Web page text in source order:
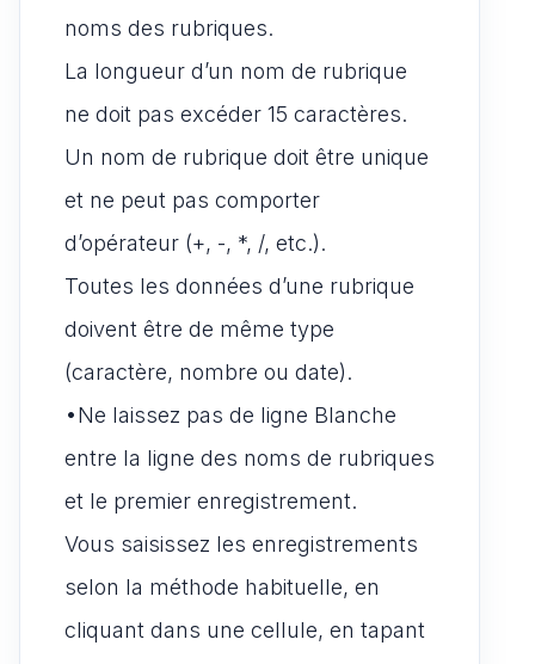
noms des rubriques.
La longueur d’un nom de rubrique
ne doit pas excéder 15 caractères.
Un nom de rubrique doit être unique
et ne peut pas comporter
d’opérateur (+, -, *, /, etc.).
Toutes les données d’une rubrique
doivent être de même type
(caractère, nombre ou date).
•Ne laissez pas de ligne Blanche
entre la ligne des noms de rubriques
et le premier enregistrement.
Vous saisissez les enregistrements
selon la méthode habituelle, en
cliquant dans une cellule, en tapant